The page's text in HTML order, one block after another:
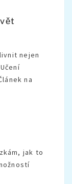
nejen
na
jak to